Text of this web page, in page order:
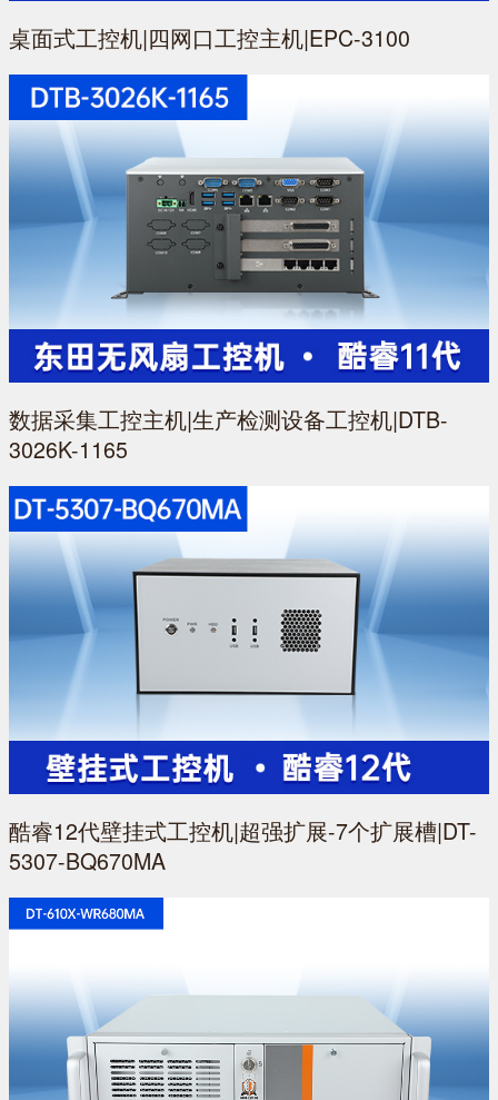
桌面式工控机|四网口工控主机|EPC-3100
数据采集工控主机|生产检测设备工控机|DTB-
3026K-1165
酷睿12代壁挂式工控机|超强扩展-7个扩展槽|DT-
5307-BQ670MA